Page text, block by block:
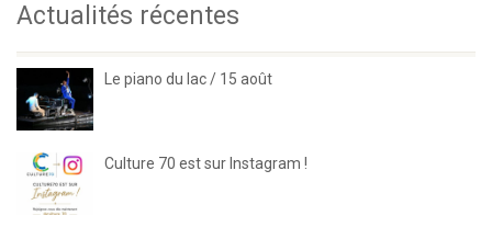
Actualités récentes
Le piano du lac / 15 août
Culture 70 est sur Instagram !